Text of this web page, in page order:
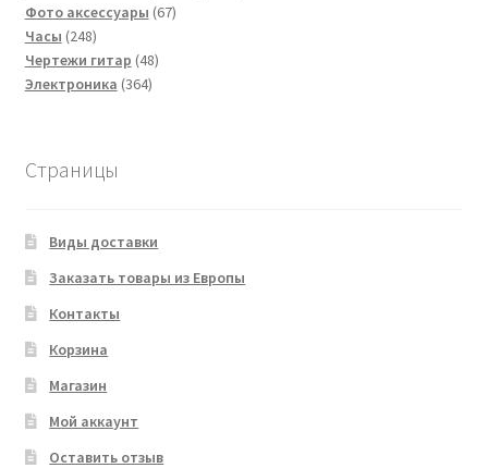
Фото аксессуары 6767
Часы 248248
товаров
Чертежи гитар 4848
Электроника 364364
Страницы
Виды доставки
Заказать товары из Европы
Контакты
Корзина
Магазин
Мой аккаунт
Оставить отзыв